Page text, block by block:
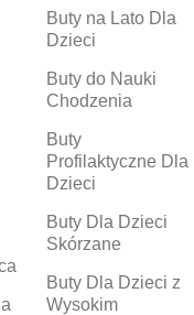
Buty na Lato Dla
Dzieci
Buty do Nauki
Chodzenia
Buty
Profilaktyczne Dla
Dzieci
Buty Dla Dzieci
Skórzane
Buty Dla Dzieci z
Wysokim